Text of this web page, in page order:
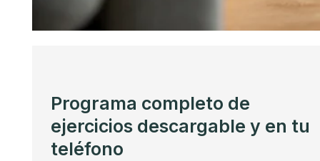
Programa completo de
ejercicios descargable y en tu
teléfono